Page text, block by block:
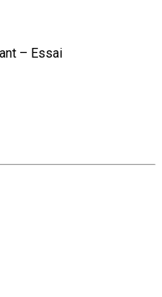
– Essai